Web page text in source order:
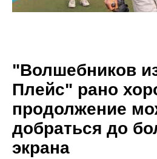
"Волшебников
Плейс" рано
продолжение
добраться до
экрана